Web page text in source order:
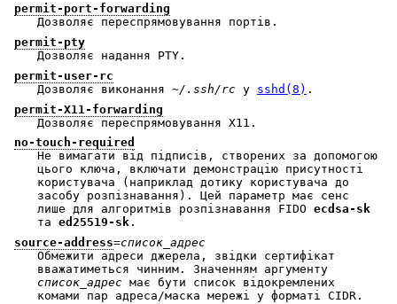
permit-port-forwarding
Дозволяє переспрямовування портів.
permit-pty
Дозволяє надання PTY.
permit-user-rc
Дозволяє виконання ~/.ssh/rc у sshd(8) .
permit-X11-forwarding
Дозволяє переспрямовування X11.
no-touch-required
Не вимагати від підписів, створених за допомогою
цього ключа, включати демонстрацію присутності
користувача (наприклад дотику користувача до
засобу розпізнавання). Цей параметр має сенс
лише для алгоритмів розпізнавання FIDO ecdsa-sk
та ed25519-sk .
source-address=список_адрес
Обмежити адреси джерела, звідки сертифікат
вважатиметься чинним. Значенням аргументу
список_адрес
комами пар адреса/маска мережі у форматі CIDR.